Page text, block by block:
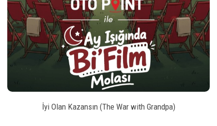
style BILET SATIN AL
İyi Olan Kazansın (The War with Grandpa)